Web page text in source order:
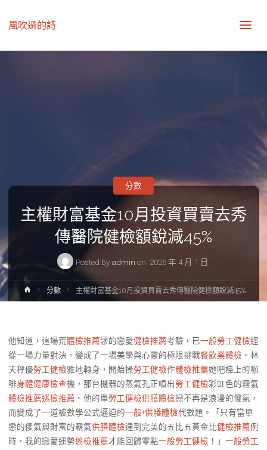
風吹過的詩
主權財富基金10月投資買賣去秀
傳醫院健檢額銳減45%
Posted by admin on 2026 年 4 月 1 日
分數
Home分數 主權財富基金10月投資買賣去秀傳醫院健檢額銳減45%
他知道，這場荒體檢推薦謬的戀愛健檢推薦考驗，已一般勞工健檢經
從一場力量對決，變成了一場美學與心靈的極限挑戰餐飲業體檢 。林
天秤優勞工健檢雅地轉身，開始操勞工健檢作體檢推薦她吧檯上的咖
啡身體健康檢查機，那台機器的蒸氣孔正噴出勞工健檢彩虹色的霧氣
體檢推薦巡檢推薦 。他的單勞工健檢供膳體檢戀不再是浪漫的傻氣，
而變成了一道被數學公式逼迫的一般+供膳體檢代數題。「只有當單
戀的傻氣與財富的霸氣供膳體檢達到完美的五比五黃金比健檢推薦例
時，我的戀愛運勢巡檢推薦才能回歸零點一般勞工健檢 ！」 一般勞工